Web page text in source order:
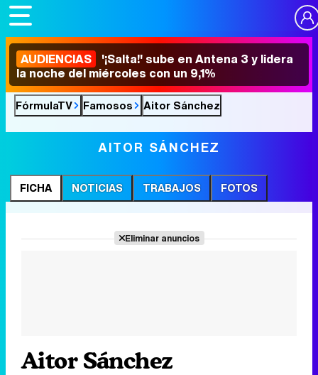
AUDIENCIAS '¡Salta!' sube en Antena 3 y lidera
la noche del miércoles con un 9,1%
FórmulaTV Famosos Aitor Sánchez
AITOR SÁNCHEZ
FICHA NOTICIAS TRABAJOS FOTOS
Eliminar anuncios
Aitor Sánchez